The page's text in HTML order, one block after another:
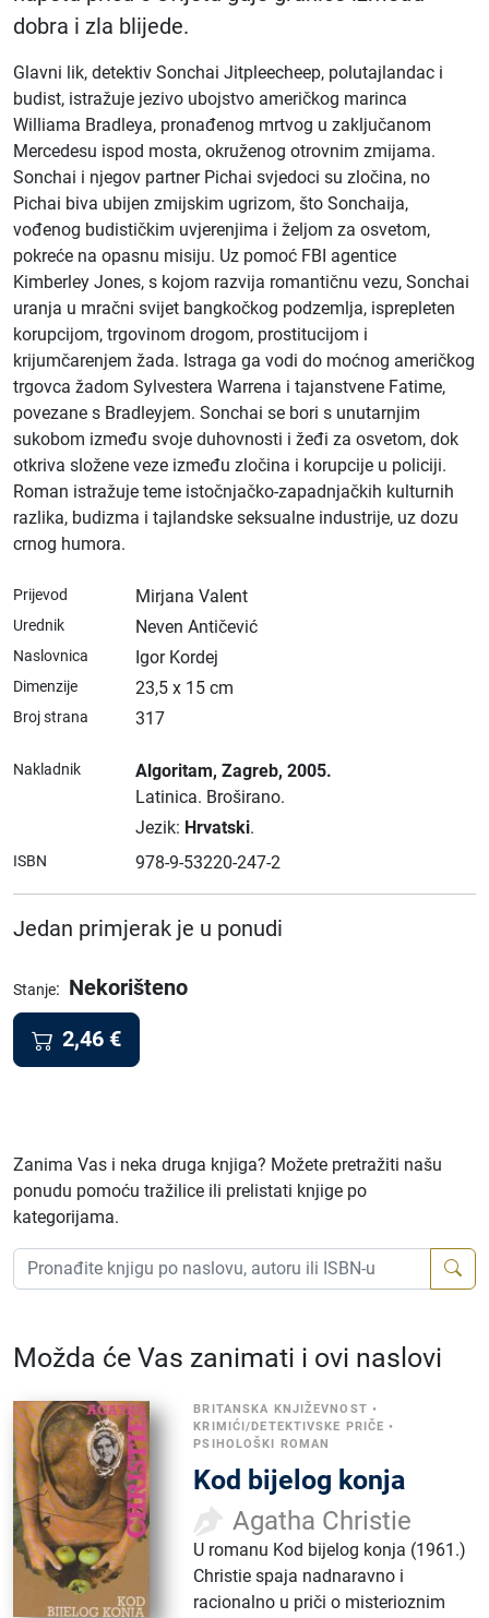
dobra i zla blijede.
Glavni lik, detektiv Sonchai Jitpleecheep, polutajlandac i
budist, istražuje jezivo ubojstvo američkog marinca
Williama Bradleya, pronađenog mrtvog u zaključanom
Mercedesu ispod mosta, okruženog otrovnim zmijama.
Sonchai i njegov partner Pichai svjedoci su zločina, no
Pichai biva ubijen zmijskim ugrizom, što Sonchaija,
vođenog budističkim uvjerenjima i željom za osvetom,
pokreće na opasnu misiju. Uz pomoć FBI agentice
Kimberley Jones, s kojom razvija romantičnu vezu, Sonchai
uranja u mračni svijet bangkočkog podzemlja, isprepleten
korupcijom, trgovinom drogom, prostitucijom i
krijumčarenjem žada. Istraga ga vodi do moćnog američkog
trgovca žadom Sylvestera Warrena i tajanstvene Fatime,
povezane s Bradleyjem. Sonchai se bori s unutarnjim
sukobom između svoje duhovnosti i žeđi za osvetom, dok
otkriva složene veze između zločina i korupcije u policiji.
Roman istražuje teme istočnjačko-zapadnjačkih kulturnih
razlika, budizma i tajlandske seksualne industrije, uz dozu
crnog humora.
Prijevod Mirjana Valent
Urednik Neven Antičević
Naslovnica Igor Kordej
Dimenzije 23,5 x 15 cm
Broj strana 317
Nakladnik Algoritam, Zagreb, 2005.
Latinica. Broširano.
Jezik: Hrvatski.
ISBN 978-9-53220-247-2
Jedan primjerak je u ponudi
Stanje: Nekorišteno
2,46 €
Zanima Vas i neka druga knjiga? Možete pretražiti našu
ponudu pomoću tražilice ili prelistati knjige po
kategorijama.
Možda će Vas zanimati i ovi naslovi
BRITANSKA KNJIŽEVNOST •
KRIMIĆI/DETEKTIVSKE PRIČE •
PSIHOLOŠKI ROMAN
Kod bijelog konja
Agatha Christie
U romanu Kod bijelog konja (1961.)
Christie spaja nadnaravno i
racionalno u priči o misterioznim